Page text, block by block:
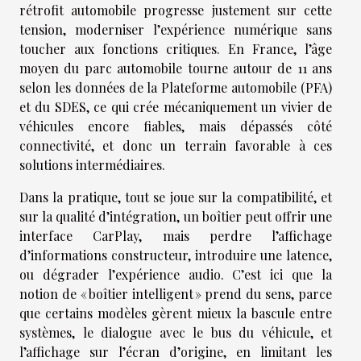
rétrofit automobile progresse justement sur cette
tension, moderniser l’expérience numérique sans
toucher aux fonctions critiques. En France, l’âge
moyen du parc automobile tourne autour de 11 ans
selon les données de la Plateforme automobile (PFA)
et du SDES, ce qui crée mécaniquement un vivier de
véhicules encore fiables, mais dépassés côté
connectivité, et donc un terrain favorable à ces
solutions intermédiaires.
Dans la pratique, tout se joue sur la compatibilité, et
sur la qualité d’intégration, un boîtier peut offrir une
interface CarPlay, mais perdre l’affichage
d’informations constructeur, introduire une latence,
ou dégrader l’expérience audio. C’est ici que la
notion de « boîtier intelligent » prend du sens, parce
que certains modèles gèrent mieux la bascule entre
systèmes, le dialogue avec le bus du véhicule, et
l’affichage sur l’écran d’origine, en limitant les